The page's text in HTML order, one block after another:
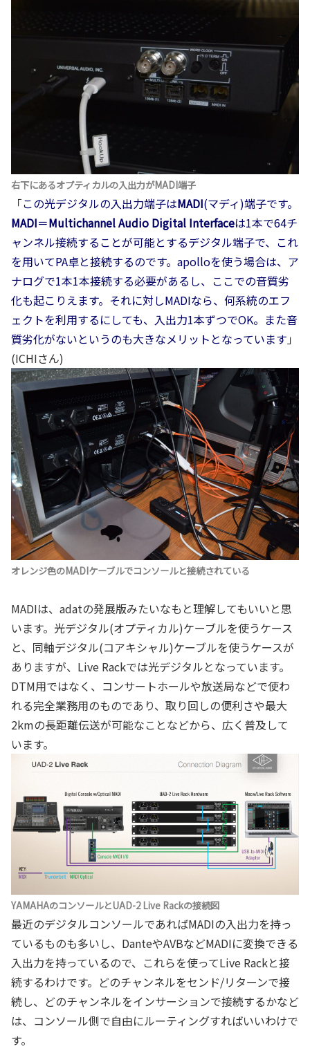
右下にあるオプティカルの入出力がMADI端子
「この光デジタルの入出力端子はMADI(マディ)端子です。
MADI＝Multichannel Audio Digital Interfaceは1本で64チ
ャンネル接続することが可能とするデジタル端子で、これ
を用いてPA卓と接続するのです。apolloを使う場合は、ア
ナログで1本1本接続する必要があるし、ここでの音質劣
化も起こりえます。それに対しMADIなら、何系統のエフ
ェクトを利用するにしても、入出力1本ずつでOK。また音
質劣化がないというのも大きなメリットとなっています 」
(ICHIさん)
オレンジ色のMADIケーブルでコンソールと接続されている
MADIは、adatの発展版みたいなもと理解してもいいと思
います。光デジタル(オプティカル)ケーブルを使うケース
と、同軸デジタル(コアキシャル)ケーブルを使うケースが
ありますが、Live Rackでは光デジタルとなっています。
DTM用ではなく、コンサートホールや放送局などで使わ
れる完全業務用のものであり、取り回しの便利さや最大
2kmの長距離伝送が可能なことなどから、広く普及して
います。
YAMAHAのコンソールとUAD-2 Live Rackの接続図
最近のデジタルコンソールであればMADIの入出力を持っ
ているものも多いし、DanteやAVBなどMADIに変換できる
入出力を持っているので、これらを使ってLive Rackと接
続するわけです。どのチャンネルをセンド/リターンで接
続し、どのチャンネルをインサーションで接続するかなど
は、コンソール側で自由にルーティングすればいいわけで
す。